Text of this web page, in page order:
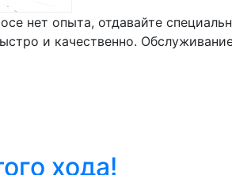
нет опыта, отдавайте
и качественно.
хода!